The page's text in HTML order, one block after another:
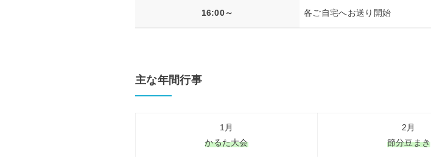
16:00～ 各ご自宅へお送り開始
主な年間行事
1月
かるた大会
2月
節分豆まき